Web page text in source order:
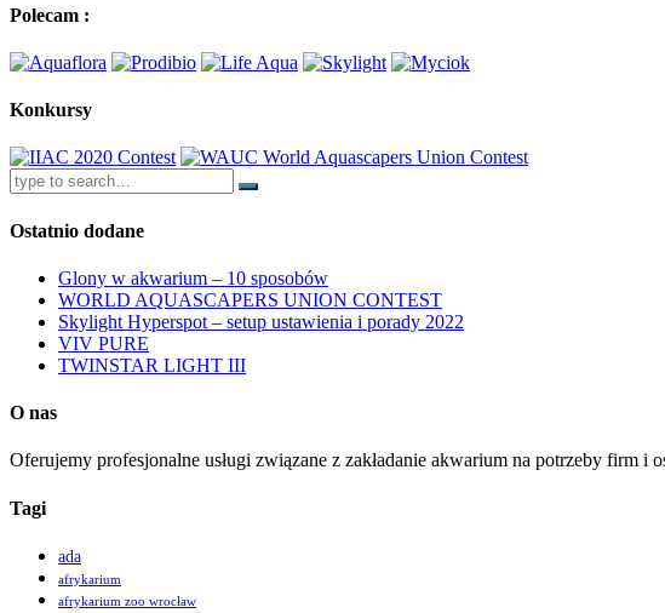
Polecam :
Konkursy
Ostatnio dodane
Glony w akwarium – 10 sposobów
WORLD AQUASCAPERS UNION CONTEST
Skylight Hyperspot – setup ustawienia i porady 2022
VIV PURE
TWINSTAR LIGHT III
O nas
Oferujemy profesjonalne usługi związane z zakładanie akwarium na potrzeby firm i
Tagi
ada
afrykarium
afrykarium zoo wrocław